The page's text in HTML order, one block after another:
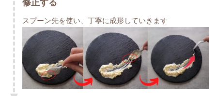
修正する
スプーン先を使い、丁寧に成形していきます